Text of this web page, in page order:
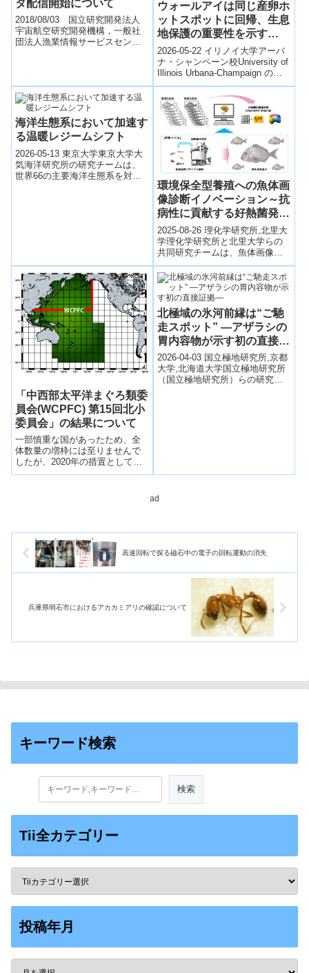
タ配信開始について
2018/08/03 国立研究開発法人
宇宙航空研究開発機構，一般社
団法人漁業情報サービスセンタ
ウォールアイは同じ産卵ホ
ットスポットに回帰、生息
地保護の重要性を示す
（Walleye return to the
same spawning
‘hotspots,’ highlighting
need for habitat
protection）
2026-05-22 イリノイ大学アーバ
ナ・シャンペーン校University of
Illinois Urbana-Champaign の研
究チームは、北米淡...
海洋生態系において加速す
る温暖レジームシフト
2026-05-13 東京大学東京大学大
気海洋研究所の研究チームは、
世界66の主要海洋生態系を対象
環境保全型養殖への魚体画
像診断イノベーション～抗
病性に貢献する好熱菌発酵
飼料の機能性を評価～
2025-08-26 理化学研究所,北里大
学理化学研究所と北里大学らの
共同研究チームは、魚体画像を
用いた非侵襲的診断技術を開発
し、好熱菌によるリサイクル発
酵飼料...
「中西部太平洋まぐろ類委
員会(WCPFC) 第15回北小
委員会」の結果について
一部慎重な国があったため、全
体数量の増枠には至りませんで
したが、2020年の措置として以
下の2点が合意された。(ア)漁獲
北極域の氷河前縁は“ご馳
走スポット” —アザラシの
胃内容物が示す初の直接証
拠—
2026-04-03 国立極地研究所,京都
大学,北海道大学国立極地研究所
（国立極地研究所）らの研究チ
ad
高速回転で探る磁石中の電子の回転運動の消失
兵庫県明石市におけるアカカミアリの確認について
キーワード検索
Tii全カテゴリー
投稿年月